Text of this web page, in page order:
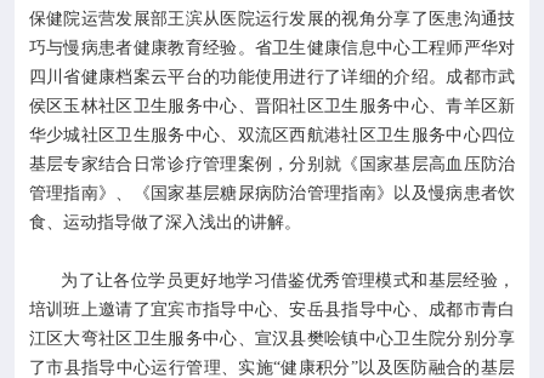
保健院运营发展部王滨从医院运行发展的视角分享了医患沟通技
巧与慢病患者健康教育经验。省卫生健康信息中心工程师严华对
四川省健康档案云平台的功能使用进行了详细的介绍。成都市武
侯区玉林社区卫生服务中心、晋阳社区卫生服务中心、青羊区新
华少城社区卫生服务中心、双流区西航港社区卫生服务中心四位
基层专家结合日常诊疗管理案例，分别就《国家基层高血压防治
管理指南》、《国家基层糖尿病防治管理指南》以及慢病患者饮
食、运动指导做了深入浅出的讲解。
为了让各位学员更好地学习借鉴优秀管理模式和基层经验，
培训班上邀请了宜宾市指导中心、安岳县指导中心、成都市青白
江区大弯社区卫生服务中心、宣汉县樊哙镇中心卫生院分别分享
了市县指导中心运行管理、实施“健康积分”以及医防融合的基层